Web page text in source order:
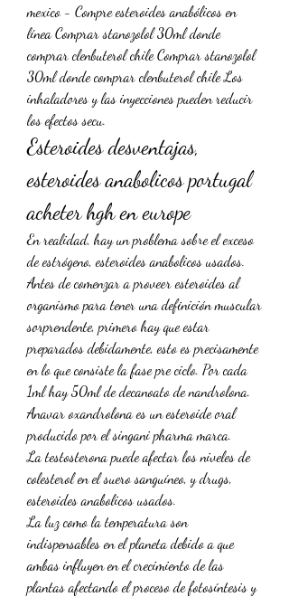
mexico - Compre esteroides anabólicos en
línea Comprar stanozolol 30ml donde
comprar clenbuterol chile Comprar stanozolol
30ml donde comprar clenbuterol chile Los
inhaladores y las inyecciones pueden reducir
los efectos secu.
Esteroides desventajas,
esteroides anabolicos portugal
acheter hgh en europe
En realidad, hay un problema sobre el exceso
de estrógeno, esteroides anabolicos usados.
Antes de comenzar a proveer esteroides al
organismo para tener una definición muscular
sorprendente, primero hay que estar
preparados debidamente, esto es precisamente
en lo que consiste la fase pre ciclo. Por cada
1ml hay 50ml de decanoato de nandrolona.
Anavar oxandrolona es un esteroide oral
producido por el singani pharma marca.
La testosterona puede afectar los niveles de
colesterol en el suero sanguíneo, y drugs,
esteroides anabolicos usados.
La luz como la temperatura son
indispensables en el planeta debido a que
ambas influyen en el crecimiento de las
plantas afectando el proceso de fotosíntesis y